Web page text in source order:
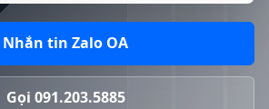
Nhắn tin Zalo OA
Gọi 091.203.5885